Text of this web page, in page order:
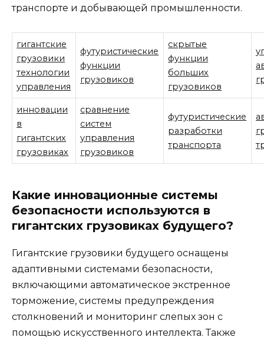
транспорте и добывающей промышленности.
гигантские
грузовики
технологии
управления
футуристические
функции
грузовиков
скрытые
функции
больших
грузовиков
инновации
в
гигантских
грузовиках
сравнение
систем
управления
грузовиков
футуристические
разработки
транспорта
Какие инновационные системы
безопасности используются в
гигантских грузовиках будущего?
Гигантские грузовики будущего оснащены
адаптивными системами безопасности,
включающими автоматическое экстренное
торможение, системы предупреждения
столкновений и мониторинг слепых зон с
помощью искусственного интеллекта. Также